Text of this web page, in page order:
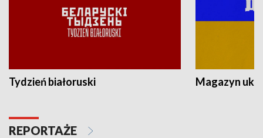
Tydzień białoruski Magazyn
REPORTAŻE